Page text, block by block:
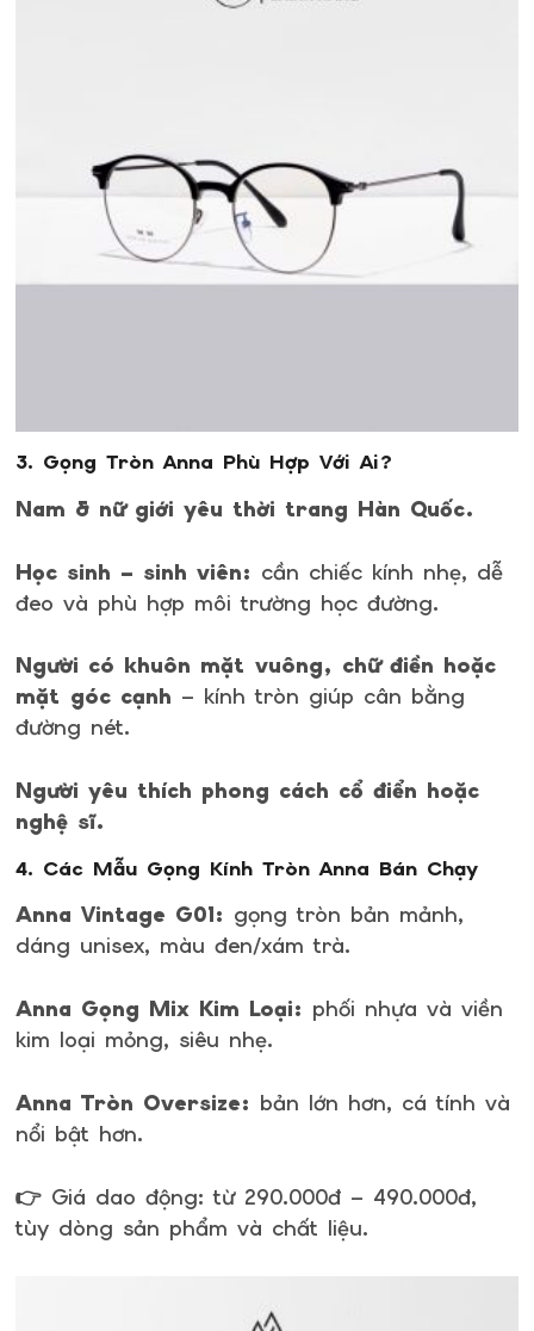
3. Gọng Tròn Anna Phù Hợp Với Ai?
Nam & nữ giới yêu thời trang Hàn Quốc.
Học sinh – sinh viên: cần chiếc kính nhẹ, dễ
đeo và phù hợp môi trường học đường.
Người có khuôn mặt vuông, chữ điền hoặc
mặt góc cạnh – kính tròn giúp cân bằng
đường nét.
Người yêu thích phong cách cổ điển hoặc
nghệ sĩ.
4. Các Mẫu Gọng Kính Tròn Anna Bán Chạy
Anna Vintage G01: gọng tròn bản mảnh,
dáng unisex, màu đen/xám trà.
Anna Gọng Mix Kim Loại: phối nhựa và viền
kim loại mỏng, siêu nhẹ.
Anna Tròn Oversize: bản lớn hơn, cá tính và
nổi bật hơn.
👉 Giá dao động: từ 290.000đ – 490.000đ,
tùy dòng sản phẩm và chất liệu.